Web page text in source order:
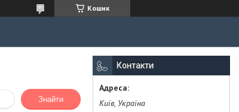
Кошик
Знайти
Контакти
Київ, Україна